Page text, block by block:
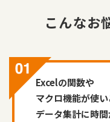
こんなお
Excelの関数や
マクロ機能が使
データ集計に時